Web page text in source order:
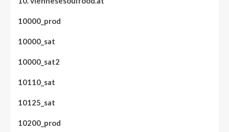
10000_prod
10000_sat
10000_sat2
10110_sat
10125_sat
10200_prod